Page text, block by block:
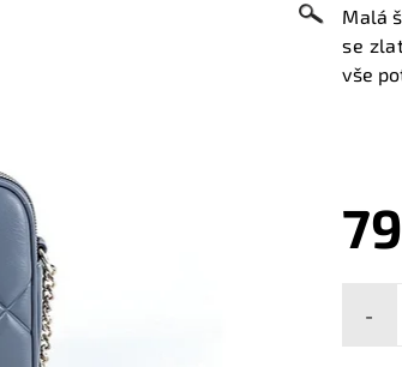
Malá
se
vše
-